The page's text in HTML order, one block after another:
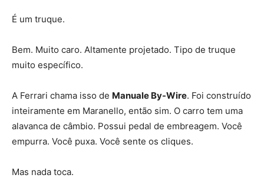
É um truque.
Bem. Muito caro. Altamente projetado. Tipo de truque
muito específico.
A Ferrari chama isso de Manuale By-Wire. Foi construído
inteiramente em Maranello, então sim. O carro tem uma
alavanca de câmbio. Possui pedal de embreagem. Você
empurra. Você puxa. Você sente os cliques.
Mas nada toca.